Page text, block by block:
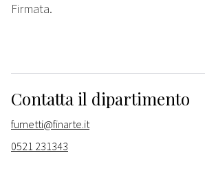
Firmata.
Contatta il dipartimento
fumetti@finarte.it
0521 231343